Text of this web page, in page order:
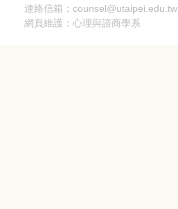
連絡信箱：counsel@utaipei.edu.tw
網頁維護：心理與諮商學系